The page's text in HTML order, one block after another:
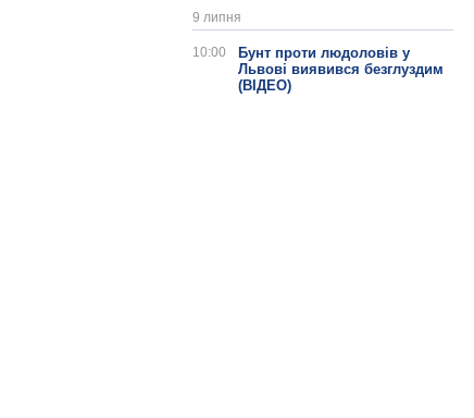
9 липня
10:00
Бунт проти людоловів у
Львові виявився безглуздим
(ВІДЕО)